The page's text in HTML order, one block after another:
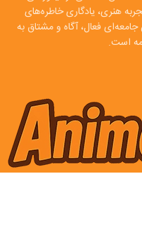
هنری، یادگاری خاطره‌های
فعال، آگاه و مشتاق به
است.